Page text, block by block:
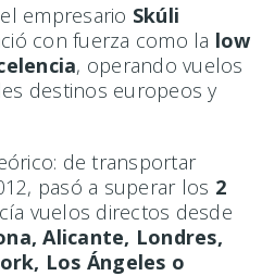
empresario Skúli
con fuerza como la low
, operando vuelos
destinos europeos y
de transportar
pasó a superar los 2
vuelos directos desde
Alicante, Londres,
Los Ángeles o